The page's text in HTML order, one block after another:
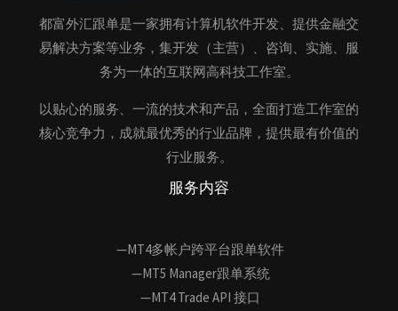
都富外汇跟单是一家拥有计算机软件开发、提供金融交
易解决方案等业务，集开发（主营）、咨询、实施、服
务为一体的互联网高科技工作室。
以贴心的服务、一流的技术和产品，全面打造工作室的
核心竞争力，成就最优秀的行业品牌，提供最有价值的
行业服务。
服务内容
—MT4多帐户跨平台跟单软件
—MT5 Manager跟单系统
—MT4 Trade API 接口